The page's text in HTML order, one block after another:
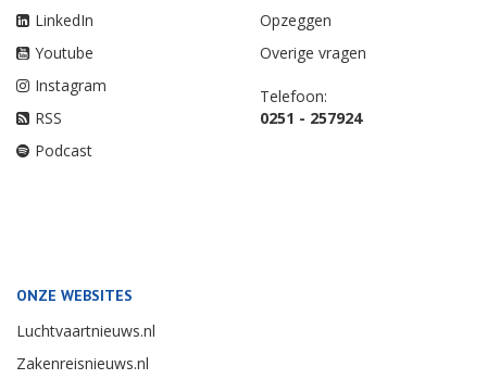
LinkedIn
Youtube
Instagram
RSS
Podcast
Opzeggen
Overige vragen
Telefoon:
0251 - 257924
ONZE WEBSITES
Luchtvaartnieuws.nl
Zakenreisnieuws.nl